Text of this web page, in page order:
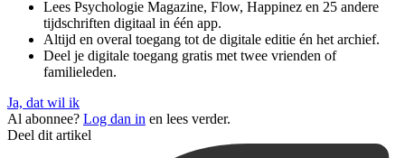
Lees Psychologie Magazine, Flow, Happinez en 25 andere
tijdschriften digitaal in één app.
Altijd en overal toegang tot de digitale editie én het archief.
Deel je digitale toegang gratis met twee vrienden of
familieleden.
Ja, dat wil ik
Al abonnee? Log dan in en lees verder.
Deel dit artikel